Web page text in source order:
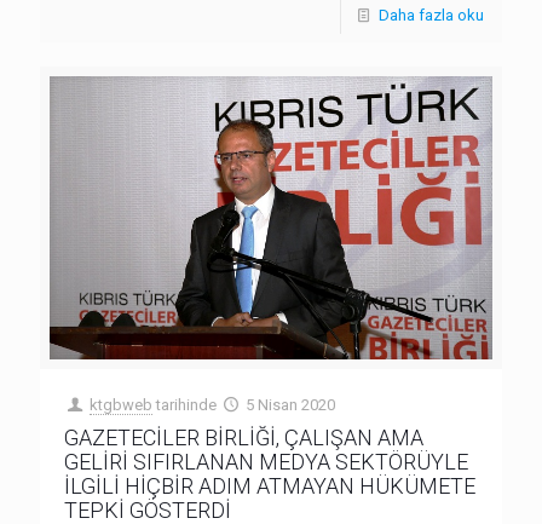
Daha fazla oku
ktgbweb tarihinde 5 Nisan 2020
GAZETECİLER BİRLİĞİ, ÇALIŞAN AMA
GELİRİ SIFIRLANAN MEDYA SEKTÖRÜYLE
İLGİLİ HİÇBİR ADIM ATMAYAN HÜKÜMETE
TEPKİ GÖSTERDİ